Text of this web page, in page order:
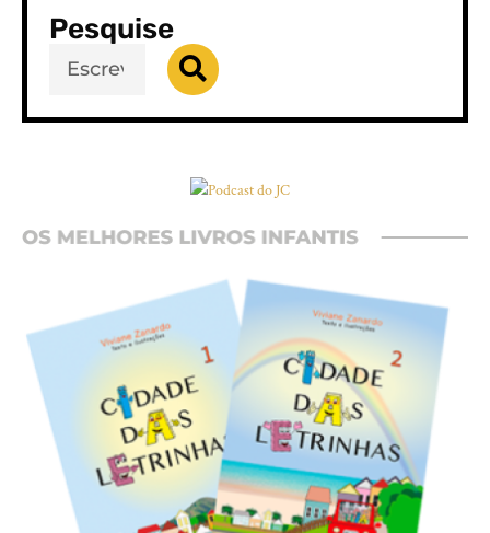
Pesquise